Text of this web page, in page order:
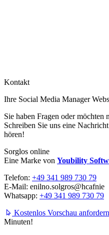
Kontakt
Ihre Social Media Manager
Sie haben Fragen oder möchten
Schreiben Sie uns eine
hören!
Sorglos online
Eine Marke von Youbility
Telefon: +49 341 989 730 79
E-Mail: enilno.solgros@hcafnie
Whatsapp: +49 341 989 730 79
Kostenlos Vorschau anfordern
Minuten!